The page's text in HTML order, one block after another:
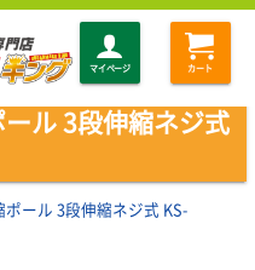
マイページ カート
ル 3段伸縮ネジ式
ール 3段伸縮ネジ式 KS-